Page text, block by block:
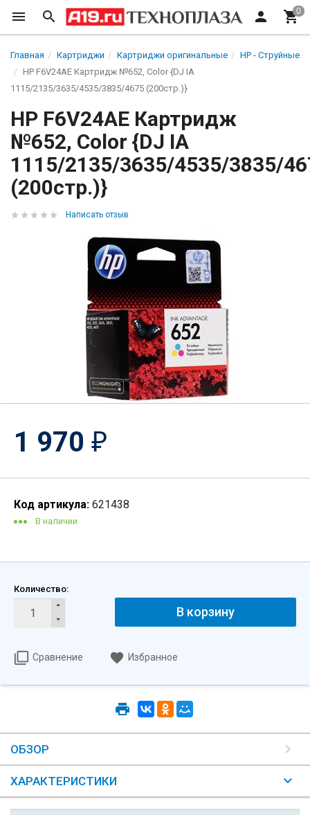
Главная Картриджи Картриджи оригинальные
HP - Струйные
HP F6V24AE Картридж №652, Color {DJ IA
1115/2135/3635/4535/3835/4675 (200стр.)}
HP F6V24AE Картридж
№652, Color {DJ IA
1115/2135/3635/4535/3835/
(200стр.)}
Написать отзыв
1 970 ₽
Код артикула: 621438
В наличии
Количество:
В корзину
Сравнение Избранное
ОБЗОР
ХАРАКТЕРИСТИКИ